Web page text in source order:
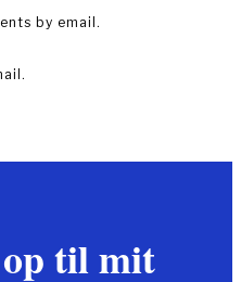
by email.
til mit